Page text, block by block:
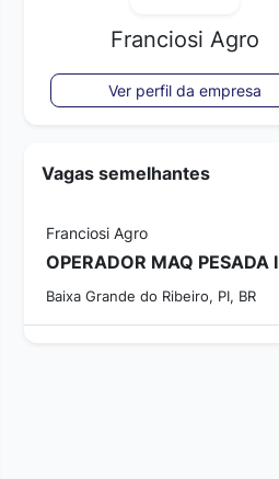
Franciosi Agro
Ver perfil da empresa
Vagas semelhantes
Franciosi Agro
OPERADOR MAQ PESADA I
Baixa Grande do Ribeiro, PI, BR